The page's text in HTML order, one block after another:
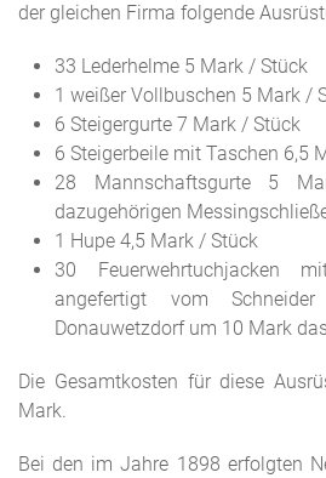
der gleichen Firma folgende
33 Lederhelme 5 Mark / Stück
1 weißer Vollbuschen 5 Mark /
6 Steigergurte 7 Mark / Stück
6 Steigerbeile mit Taschen 6,5
28 Mannschaftsgurte 5
dazugehörigen
1 Hupe 4,5 Mark / Stück
30 Feuerwehrtuchjacken
angefertigt vom
Donauwetzdorf um 10 Mark
Die Gesamtkosten für diese
Mark.
Bei den im Jahre 1898 erfolgten